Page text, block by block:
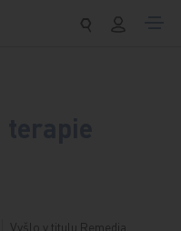
Vyšlo v titulu Remedia